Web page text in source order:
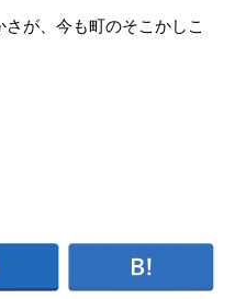
が、今も町のそこかしこ